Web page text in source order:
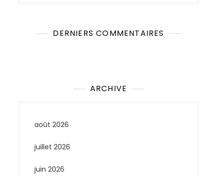
DERNIERS COMMENTAIRES
ARCHIVE
août 2026
juillet 2026
juin 2026